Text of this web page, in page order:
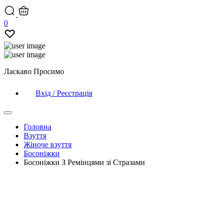
0
Ласкаво Просимо
Вхід / Реєстрація
Головна
Взуття
Жіноче взуття
Босоніжки
Босоніжки З Ремінцями зі Стразами